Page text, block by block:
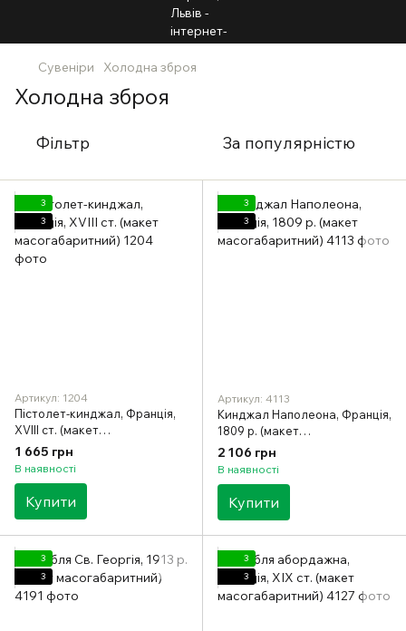
Сувеніри Холодна зброя
Холодна зброя
Фільтр За популярністю
3
3
Артикул: 1204
Пістолет-кинджал, Франція,
XVIII ст. (макет
масогабаритний)
1 665 грн
В наявності
Купити
3
3
Артикул: 4113
Кинджал Наполеона, Франція,
1809 р. (макет
масогабаритний)
2 106 грн
В наявності
Купити
3
3
3
3